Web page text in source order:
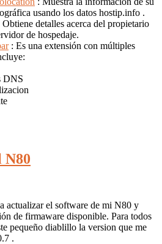
usando los datos hostip.info .
Obtiene detalles acerca del propietario
de hospedaje.
: Es una extensión con múltiples
DNS
N80
actualizar el software de mi N80 y
de firmaware disponible. Para todos
pequeño diablillo la version que me
.